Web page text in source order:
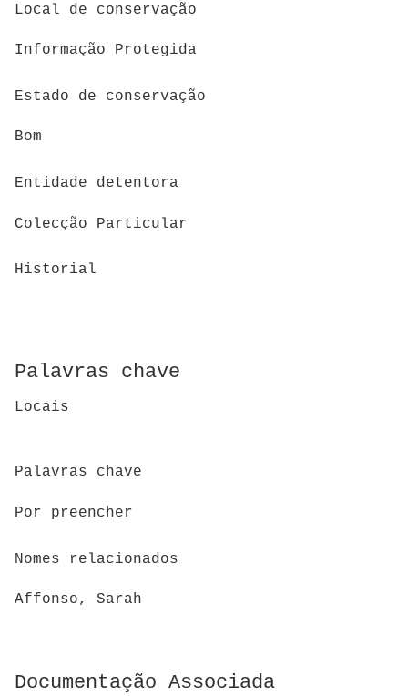
Local de conservação
Informação Protegida
Estado de conservação
Bom
Entidade detentora
Colecção Particular
Historial
Palavras chave
Locais
Palavras chave
Por preencher
Nomes relacionados
Affonso, Sarah
Documentação Associada